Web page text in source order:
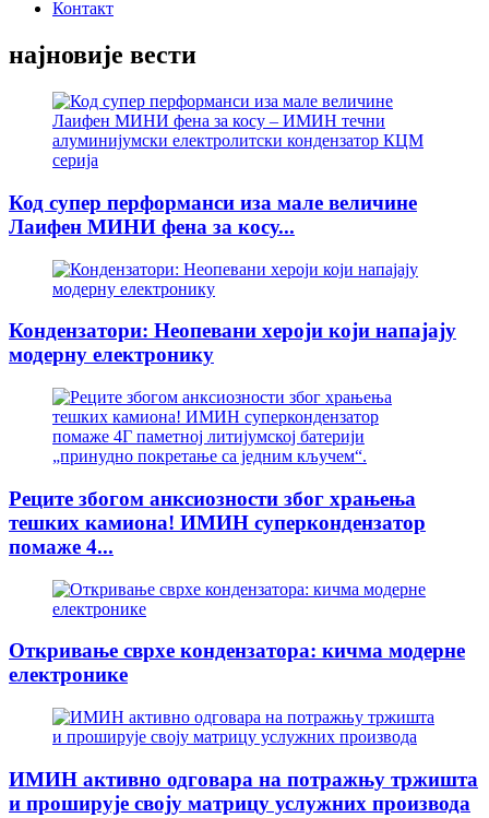
Контакт
најновије вести
Код супер перформанси иза мале величине
Лаифен МИНИ фена за косу...
Кондензатори: Неопевани хероји који напајају
модерну електронику
Реците збогом анксиозности због храњења
тешких камиона! ИМИН суперкондензатор
помаже 4...
Откривање сврхе кондензатора: кичма модерне
електронике
ИМИН активно одговара на потражњу тржишта
и проширује своју матрицу услужних производа